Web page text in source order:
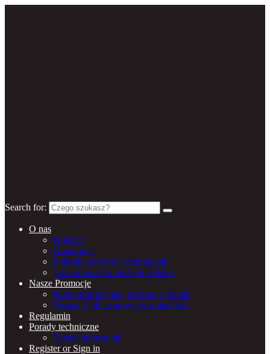
Search for:
O nas
Kontact
Gwarancja
Polityka zwrotów i refundacji
Jak kupować w naszym sklepie
Nasze Promocje
Kody promocyjne, promocje, zniżki
Zestaw 3 pił taśmowych stolarskich
Regulamin
Porady techniczne
Tabela doboru pił
Register or Sign in